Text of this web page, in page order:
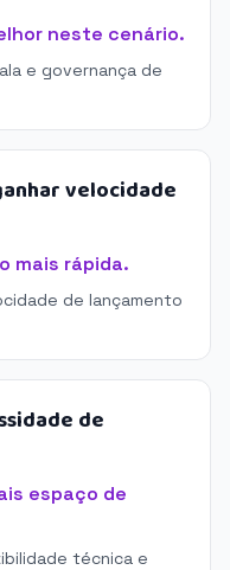
neste cenário.
e governança de
velocidade
mais rápida.
de lançamento
de
espaço de
técnica e